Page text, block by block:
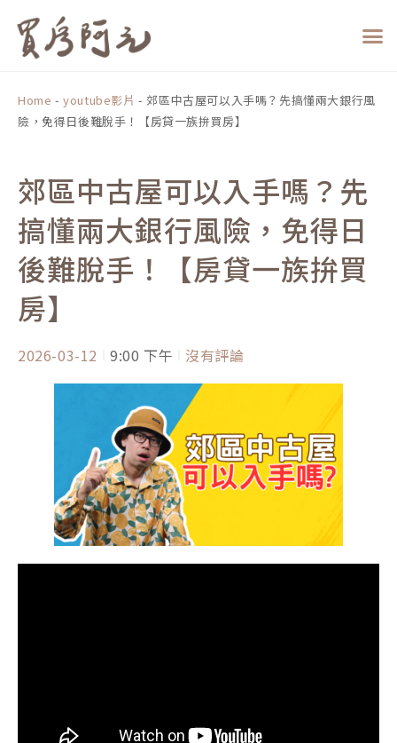
Home -youtube影片 -郊區中古屋可以入手嗎？先搞懂兩大銀行風
險，免得日後難脫手！【房貸一族拚買房】
郊區中古屋可以入手嗎？先
搞懂兩大銀行風險，免得日
後難脫手！【房貸一族拚買
房】
2026-03-12 9:00 下午 沒有評論